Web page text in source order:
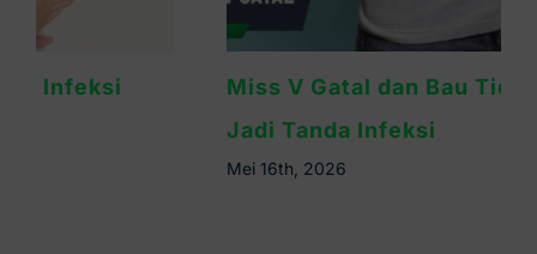
Miss V Gatal dan Bau Tidak Sedap? Bisa
Jadi Tanda Infeksi